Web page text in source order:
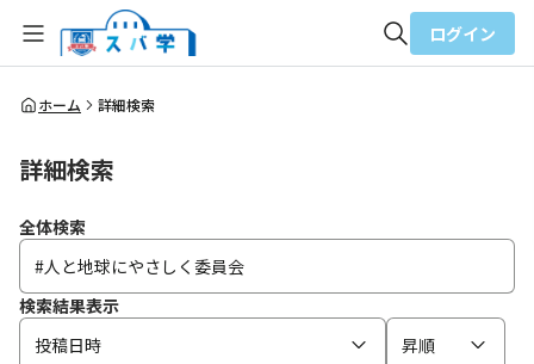
全体検索
ログイン
ホーム 詳細検索
詳細検索
全体検索
検索結果表示
投稿日時
昇順